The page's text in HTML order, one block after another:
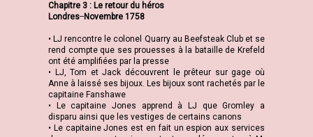
Chapitre 3 : Le retour du héros
Londres ̶ Novembre 1758
• LJ rencontre le colonel Quarry au Beefsteak Club et se
rend compte que ses prouesses à la bataille de Krefeld
ont été amplifiées par la presse
• LJ, Tom et Jack découvrent le prêteur sur gage où
Anne à laissé ses bijoux. Les bijoux sont rachetés par le
capitaine Fanshawe
• Le capitaine Jones apprend à LJ que Gromley a
disparu ainsi que les vestiges de certains canons
• Le capitaine Jones est en fait un espion aux services